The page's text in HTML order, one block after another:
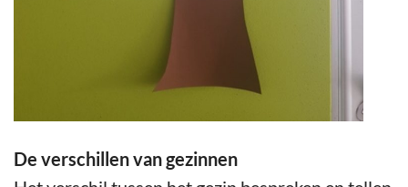
De verschillen van gezinnen